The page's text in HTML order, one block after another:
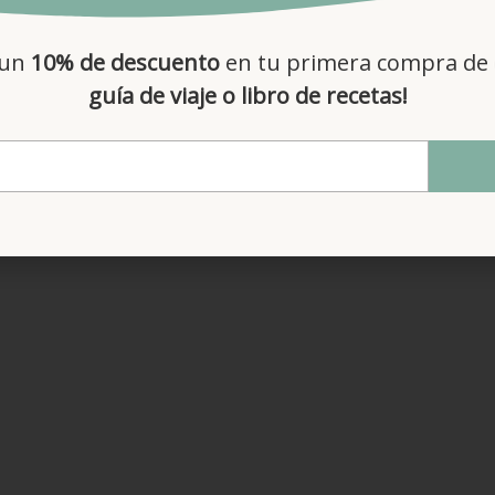
10% de descuento en tu primera compra de
guía de viaje o libro de recetas!